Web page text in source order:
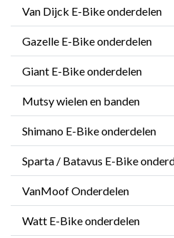
Van Dijck E-Bike onderdelen
Gazelle E-Bike onderdelen
Giant E-Bike onderdelen
Mutsy wielen en banden
Shimano E-Bike onderdelen
VanMoof Onderdelen
Watt E-Bike onderdelen